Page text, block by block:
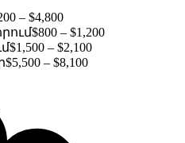
– $4,800
$800 – $1,200
$1,500 – $2,100
$5,500 – $8,100